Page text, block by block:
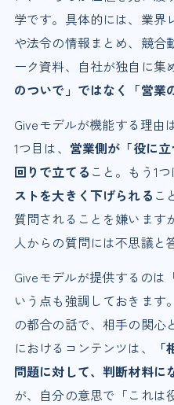
学です。具体的には、業界
や法令の情報まとめ、競合
ーク資料、自社が独自に集
のついで」ではなく「営業
Giveモデルが機能する理由
1つ目は、 営業側が「役に
回りで立てる こと。もう1
ストを大きく下げられる こ
質問されることを嫌います
人からの質問には不思議と
Giveモデルが提供するのは
いう点も強調しておきます
の都合の話で、相手の関心
におけるコンテンツは、
問題に対して、判断材料に
が、自分の意思で「これは